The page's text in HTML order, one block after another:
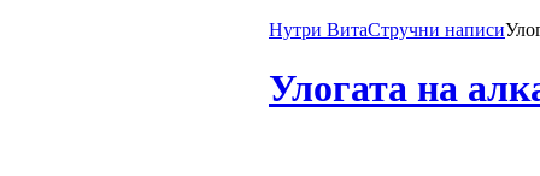
Нутри ВитаСтручни написи
Улогата на